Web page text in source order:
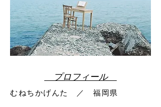
​ プロフィール
むねちかげんた ／ 福岡県